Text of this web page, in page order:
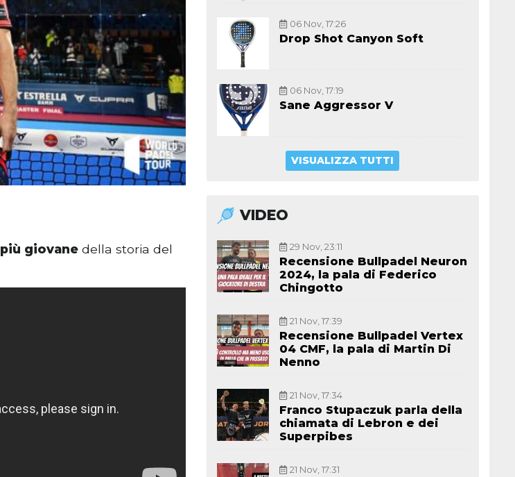
più giovane della storia del
06 Nov, 17:26
Drop Shot Canyon Soft
06 Nov, 17:19
Sane Aggressor V
VISUALIZZA TUTTI
VIDEO
29 Nov, 23:11
Recensione Bullpadel Neuron
2024, la pala di Federico
Chingotto
21 Nov, 17:39
Recensione Bullpadel Vertex
04 CMF, la pala di Martin Di
Nenno
21 Nov, 17:34
Franco Stupaczuk parla della
chiamata di Lebron e dei
Superpibes
21 Nov, 17:31